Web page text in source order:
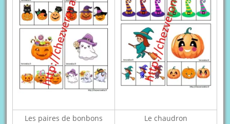
Les paires de bonbons Le chaudron